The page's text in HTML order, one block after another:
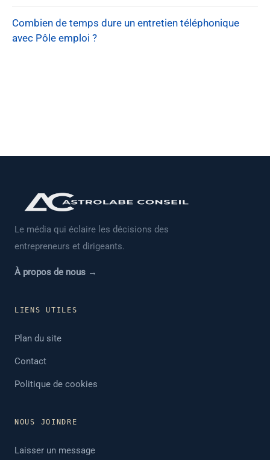
Combien de temps dure un entretien téléphonique
avec Pôle emploi ?
Le média qui éclaire les décisions des
entrepreneurs et dirigeants.
À propos de nous →
LIENS UTILES
Plan du site
Contact
Politique de cookies
NOUS JOINDRE
Laisser un message